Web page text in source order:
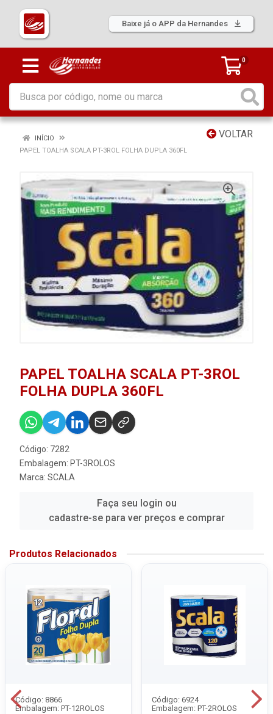
Baixe já o APP da Hernandes
0
VOLTAR
INÍCIO
PAPEL TOALHA SCALA PT-3ROL FOLHA DUPLA 360FL
PAPEL TOALHA SCALA PT-3ROL
FOLHA DUPLA 360FL
Código: 7282
Embalagem: PT-3ROLOS
Marca: SCALA
Faça seu login ou
cadastre-se para ver preços e comprar
Produtos Relacionados
Código: 8866
Embalagem: PT-12ROLOS
Código: 6924
Embalagem: PT-2ROLOS